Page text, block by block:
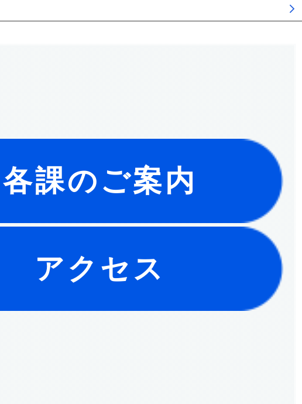
各課のご案内
アクセス